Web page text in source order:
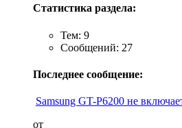
Статистика раздела:
Тем: 9
Сообщений: 27
Последнее сообщение:
Samsung GT-P6200 не
от